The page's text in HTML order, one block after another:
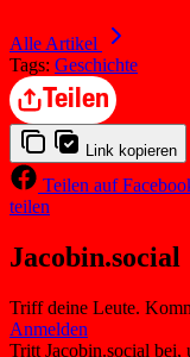
Alle Artikel
Tags: Geschichte
Teilen
Link kopieren
Teilen auf
teilen
Jacobin.social
Triff deine Leute.